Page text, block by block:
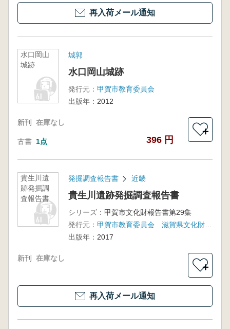
再入荷メール通知
水口岡山
城跡
城郭
水口岡山城跡
発行元： 甲賀市教育委員会
出版年： 2012
新刊 在庫なし
古書 1点 396 円
＋
貴生川遺
跡発掘調
査報告書
発掘調査報告書 近畿
貴生川遺跡発掘調査報告書
シリーズ： 甲賀市文化財報告書第29集
発行元：
甲賀市教育委員会 滋賀県文化財保護協会
出版年： 2017
新刊 在庫なし
＋
再入荷メール通知